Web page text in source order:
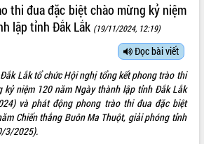
thi đua đặc biệt chào mừng kỷ niệm
lập tỉnh Đắk Lắk (19/11/2024, 12:19)
Đọc bài viết
Lắk tổ chức Hội nghị tổng kết phong trào thi
kỷ niệm 120 năm Ngày thành lập tỉnh Đắk Lắk
và phát động phong trào thi đua đặc biệt
Chiến thắng Buôn Ma Thuột, giải phóng tỉnh
3/2025).